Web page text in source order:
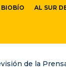
BIOBÍO AL SUR
de la